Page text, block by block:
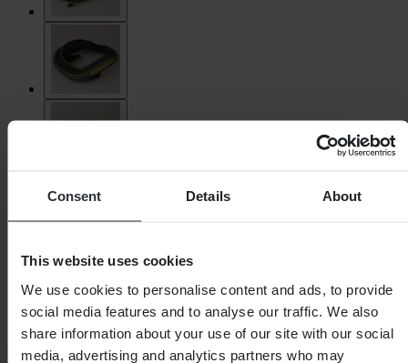
Consent Details About
This website uses cookies
We use cookies to personalise content and ads, to provide
social media features and to analyse our traffic. We also
share information about your use of our site with our social
media, advertising and analytics partners who may